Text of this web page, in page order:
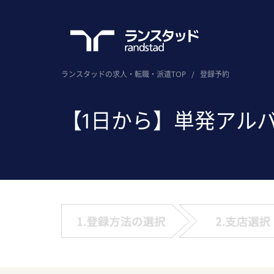
ランスタッドの求人・転職・派遣TOP / 登録予約
【1日から】単発アル